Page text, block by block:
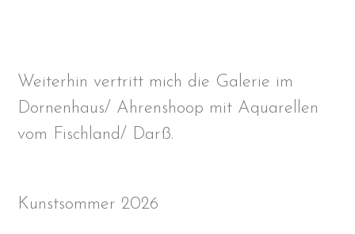
Weiterhin vertritt mich die Galerie im
Dornenhaus/ Ahrenshoop mit Aquarellen
vom Fischland/ Darß.
Kunstsommer 2026